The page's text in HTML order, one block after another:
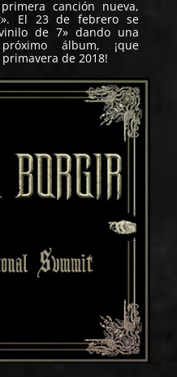
canción nueva,
El 23 de febrero se
de 7» dando una
álbum, ¡que
de 2018!